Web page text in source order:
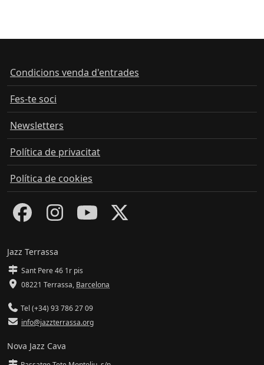
Condicions venda d'entrades
Fes-te soci
Newsletters
Política de privacitat
Política de cookies
Jazz Terrassa
Sant Pere 46 1r pis
08221 Terrassa, Barcelona
Tel (+34) 93 786 27 09
info@jazzterrassa.org
Nova Jazz Cava